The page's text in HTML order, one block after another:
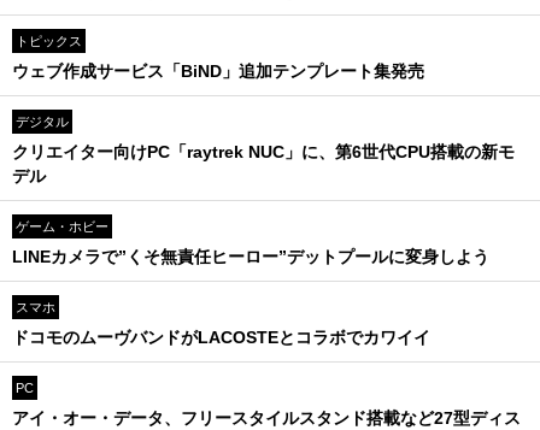
トピックス
ウェブ作成サービス「BiND」追加テンプレート集発売
デジタル
クリエイター向けPC「raytrek NUC」に、第6世代CPU搭載の新モ
デル
ゲーム・ホビー
LINEカメラで”くそ無責任ヒーロー”デットプールに変身しよう
スマホ
ドコモのムーヴバンドがLACOSTEとコラボでカワイイ
PC
アイ・オー・データ、フリースタイルスタンド搭載など27型ディス